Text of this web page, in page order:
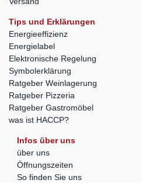
Tips und Erklärungen
Energieeffizienz
Energielabel
Elektronische Regelung
Symbolerklärung
Ratgeber Weinlagerung
Ratgeber Pizzeria
Ratgeber Gastromöbel
was ist HACCP?
Infos über uns
über uns
Öffnungszeiten
So finden Sie uns